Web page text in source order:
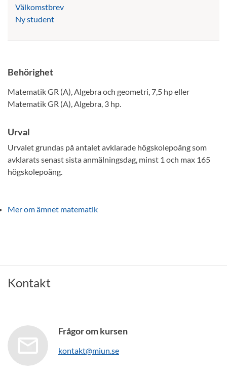
Välkomstbrev
Ny student
Behörighet
Matematik GR (A), Algebra och geometri, 7,5 hp eller
Matematik GR (A), Algebra, 3 hp.
Urval
Urvalet grundas på antalet avklarade högskolepoäng som
avklarats senast sista anmälningsdag, minst 1 och max 165
högskolepoäng.
Mer om ämnet matematik
Kontakt
Frågor om kursen
kontakt@miun.se